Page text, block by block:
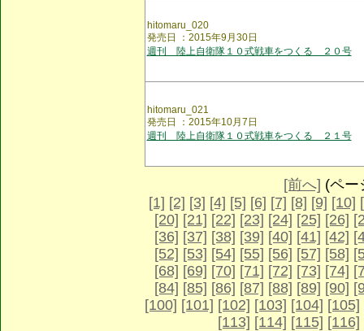
hitomaru_020
発売日 ：2015年9月30日
週刊 陸上自衛隊１０式戦車をつくる ２０号
hitomaru_021
発売日 ：2015年10月7日
週刊 陸上自衛隊１０式戦車をつくる ２１号
[前へ] (ペ
[1] [2] [3] [4] [5] [6] [7] [8] [9] [10]
[20] [21] [22] [23] [24] [25] [26]
[36] [37] [38] [39] [40] [41] [42]
[52] [53] [54] [55] [56] [57] [58]
[68] [69] [70] [71] [72] [73] [74]
[84] [85] [86] [87] [88] [89] [90]
[100] [101] [102] [103] [104] [105]
[113] [114] [115] [116]